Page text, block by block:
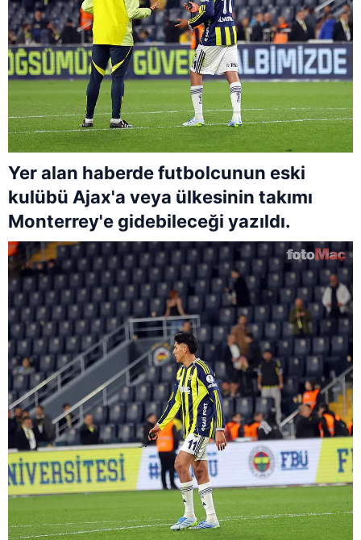
Yer alan haberde futbolcunun eski
kulübü Ajax'a veya ülkesinin takımı
Monterrey'e gidebileceği yazıldı.